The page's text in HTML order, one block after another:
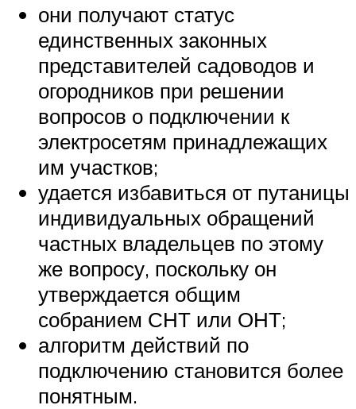
они получают статус
единственных законных
представителей садоводов и
огородников при решении
вопросов о подключении к
электросетям принадлежащих
им участков;
удается избавиться от путаницы
индивидуальных обращений
частных владельцев по этому
же вопросу, поскольку он
утверждается общим
собранием СНТ или ОНТ;
алгоритм действий по
подключению становится более
понятным.